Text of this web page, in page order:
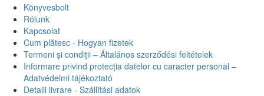
Könyvesbolt
Rólunk
Kapcsolat
Cum plătesc - Hogyan fizetek
Termeni și condiții – Általános szerződési feltételek
Informare privind protecția datelor cu caracter personal –
Adatvédelmi tájékoztató
Detalii livrare - Szállítási adatok